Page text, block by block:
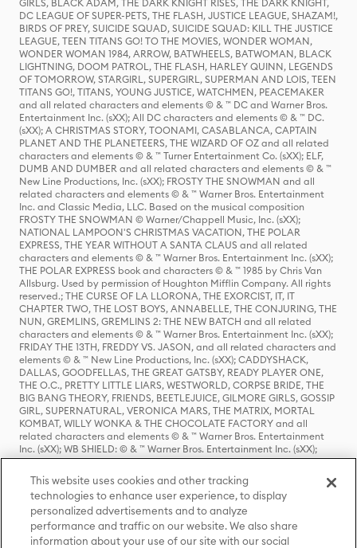
GIRLS, BLACK ADAM, THE DARK KNIGHT RISES, THE DARK KNIGHT,
DC LEAGUE OF SUPER-PETS, THE FLASH, JUSTICE LEAGUE, SHAZAM!,
BIRDS OF PREY, SUICIDE SQUAD, SUICIDE SQUAD: KILL THE JUSTICE
LEAGUE, TEEN TITANS GO! TO THE MOVIES, WONDER WOMAN,
WONDER WOMAN 1984, ARROW, BATWHEELS, BATWOMAN, BLACK
LIGHTNING, DOOM PATROL, THE FLASH, HARLEY QUINN, LEGENDS
OF TOMORROW, STARGIRL, SUPERGIRL, SUPERMAN AND LOIS, TEEN
TITANS GO!, TITANS, YOUNG JUSTICE, WATCHMEN, PEACEMAKER
and all related characters and elements © & ™ DC and Warner Bros.
Entertainment Inc. (sXX); All DC characters and elements © & ™ DC.
(sXX); A CHRISTMAS STORY, TOONAMI, CASABLANCA, CAPTAIN
PLANET AND THE PLANETEERS, THE WIZARD OF OZ and all related
characters and elements © & ™ Turner Entertainment Co. (sXX); ELF,
DUMB AND DUMBER and all related characters and elements © & ™
New Line Productions, Inc. (sXX); FROSTY THE SNOWMAN and all
related characters and elements © & ™ Warner Bros. Entertainment
Inc. and Classic Media, LLC. Based on the musical composition
FROSTY THE SNOWMAN © Warner/Chappell Music, Inc. (sXX);
NATIONAL LAMPOON'S CHRISTMAS VACATION, THE POLAR
EXPRESS, THE YEAR WITHOUT A SANTA CLAUS and all related
characters and elements © & ™ Warner Bros. Entertainment Inc. (sXX);
THE POLAR EXPRESS book and characters © & ™ 1985 by Chris Van
Allsburg. Used by permission of Houghton Mifflin Company. All rights
reserved.; THE CURSE OF LA LLORONA, THE EXORCIST, IT, IT
CHAPTER TWO, THE LOST BOYS, ANNABELLE, THE CONJURING, THE
NUN, GREMLINS, GREMLINS 2: THE NEW BATCH and all related
characters and elements © & ™ Warner Bros. Entertainment Inc. (sXX);
FRIDAY THE 13TH, FREDDY VS. JASON, and all related characters and
elements © & ™ New Line Productions, Inc. (sXX); CADDYSHACK,
DALLAS, GOODFELLAS, THE GREAT GATSBY, READY PLAYER ONE,
THE O.C., PRETTY LITTLE LIARS, WESTWORLD, CORPSE BRIDE, THE
BIG BANG THEORY, FRIENDS, BEETLEJUICE, GILMORE GIRLS, GOSSIP
GIRL, SUPERNATURAL, VERONICA MARS, THE MATRIX, MORTAL
KOMBAT, WILLY WONKA & THE CHOCOLATE FACTORY and all
related characters and elements © & ™ Warner Bros. Entertainment
Inc. (sXX); WB SHIELD: © & ™ Warner Bros. Entertainment Inc. (sXX);
HOUSE OF THE DRAGON, GAME OF THRONES, and all related
characters and elements © & ™ Home Box Office, Inc. (sXX); CHILLING
ADVENTURES OF SABRINA, RIVERDALE © & ™ Warner Bros.
Entertainment Inc. Archie Comics and all related characters and
elements © & ™ Archie Comic Publications, Inc. Used with permission.
(sXX); SEINFELD and all related characters and elements © & ™ Castle
Rock Entertainment. (sXX); TED LASSO © & ™ Warner Bros.
This website uses cookies and other tracking
technologies to enhance user experience, to display
personalized advertisements and to analyze
performance and traffic on our website. We also share
information about your use of our site with our social